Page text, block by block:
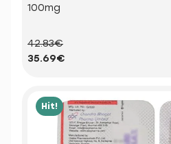
100mg
42.83€
35.69€
Hit!